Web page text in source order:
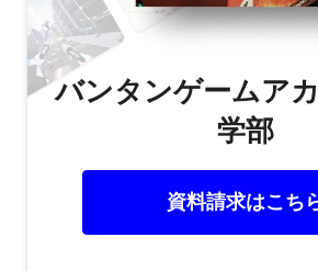
バンタンゲームア
学部
資料請求はこち